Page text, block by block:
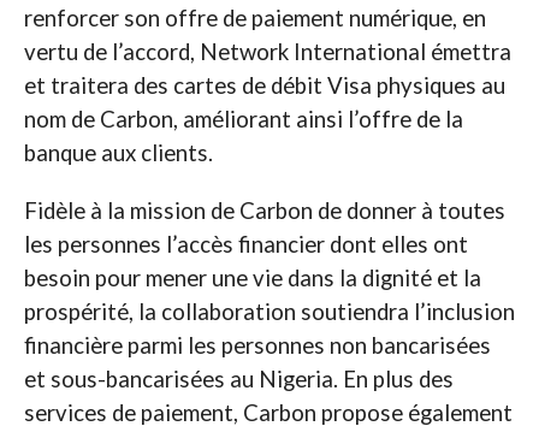
renforcer son offre de paiement numérique, en
vertu de l’accord, Network International émettra
et traitera des cartes de débit Visa physiques au
nom de Carbon, améliorant ainsi l’offre de la
banque aux clients.
Fidèle à la mission de Carbon de donner à toutes
les personnes l’accès financier dont elles ont
besoin pour mener une vie dans la dignité et la
prospérité, la collaboration soutiendra l’inclusion
financière parmi les personnes non bancarisées
et sous-bancarisées au Nigeria. En plus des
services de paiement, Carbon propose également